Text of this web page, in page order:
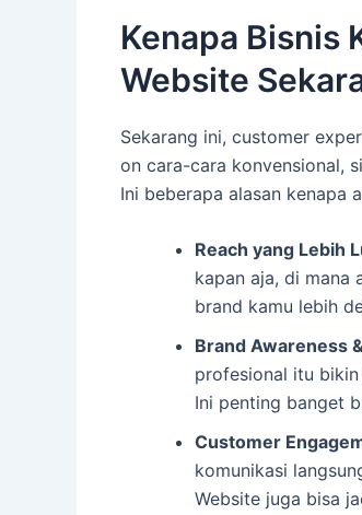
Kenapa Bisnis
Website
Sekarang ini, customer
on cara-cara konvensional,
Ini beberapa alasan kenapa
Reach yang Lebih
kapan aja, di mana
brand kamu lebih
Brand Awareness
profesional itu
Ini penting banget
Customer
komunikasi
Website juga bisa